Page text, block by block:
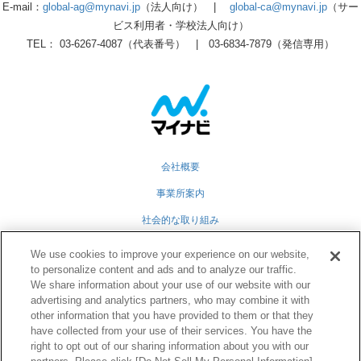
E-mail： global-ag@mynavi.jp （法人向け） | global-ca@mynavi.jp （サー
ビス利用者・学校法人向け）
TEL： 03-6267-4087（代表番号） | 03-6834-7879（発信専用）
会社概要
事業所案内
社会的な取り組み
グループ会社
個人情報保護方針
業務運営規定
We use cookies to improve your experience on our website,
to personalize content and ads and to analyze our traffic.
We share information about your use of our website with our
advertising and analytics partners, who may combine it with
other information that you have provided to them or that they
have collected from your use of their services. You have the
right to opt out of our sharing information about you with our